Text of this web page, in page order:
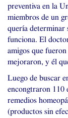
preventiva en la
miembros de un
quería determinar
funciona. El
amigos que
mejoraron, y él
Luego de buscar
encongtraron 110
remedios
(productos sin